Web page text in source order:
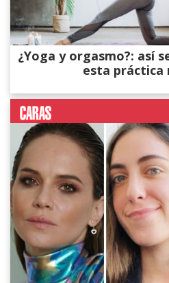
¿Yoga y orgasmo?: así
esta práctica